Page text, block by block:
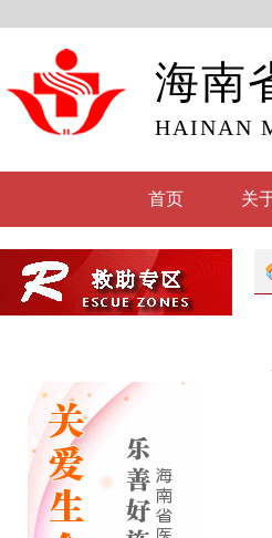
海南
HAINAN
首页 关